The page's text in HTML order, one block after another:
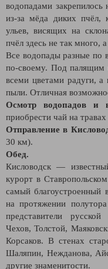
водопадами
из-за мёда диких пчёл,
ульев, висящих на
пчёл здесь не так много,
Все водопады разные по
по-своему. Под
всеми цветами радуги, а
пыли. Отличная
Осмотр водопадов и
приобрести чай на
Отправление в
30 км).
Обед.
Кисловодск —
курорт в
самый благоустроенный
на протяжении
представители
Чехов, Толстой,
Корсаков. В стенах
Шаляпин, Нежданова,
другие знаменитости.